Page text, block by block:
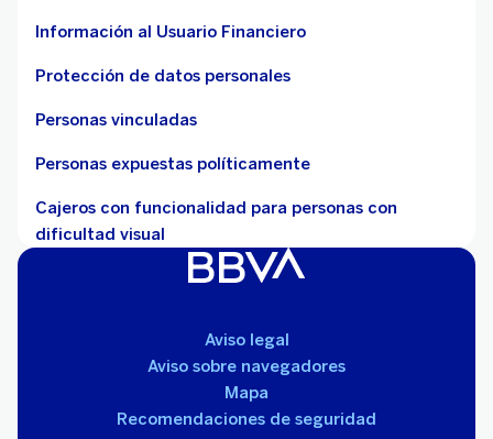
Información al Usuario Financiero
Protección de datos personales
Personas vinculadas
Personas expuestas políticamente
Cajeros con funcionalidad para personas con
dificultad visual
Aviso legal
Aviso sobre navegadores
Mapa
Recomendaciones de seguridad